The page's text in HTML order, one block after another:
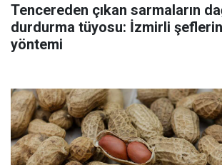
Tencereden çıkan sarmaların
durdurma tüyosu: İzmirli
yöntemi